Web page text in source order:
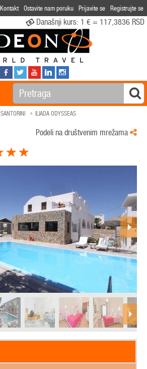
Kontakt Ostavite nam poruku Prijavite se Registrujte se
Današnji kurs: 1 € = 117,3836 RSD
SANTORINI ILIADA ODYSSEAS
Podeli na društvenim mrežama